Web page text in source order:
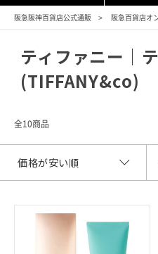
阪急阪神百貨店公式通販 阪急百貨店オ
ティファニー｜
(TIFFANY&co)
全10商品